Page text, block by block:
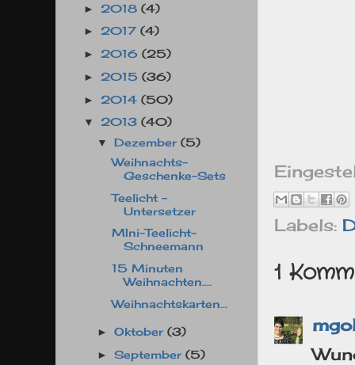
Labels:
1
► 2018 (4)
► 2017 (4)
► 2016 (25)
► 2015 (36)
► 2014 (50)
▼ 2013 (40)
▼Dezember(5)
Weihnachts-
Geschenke-Sets
Teelicht -
Untersetzer
MIni-Teelicht-
Schneemann
15 Minuten
Weihnachten....
Weihnachtskarten...
►Oktober(3)
►September(5)